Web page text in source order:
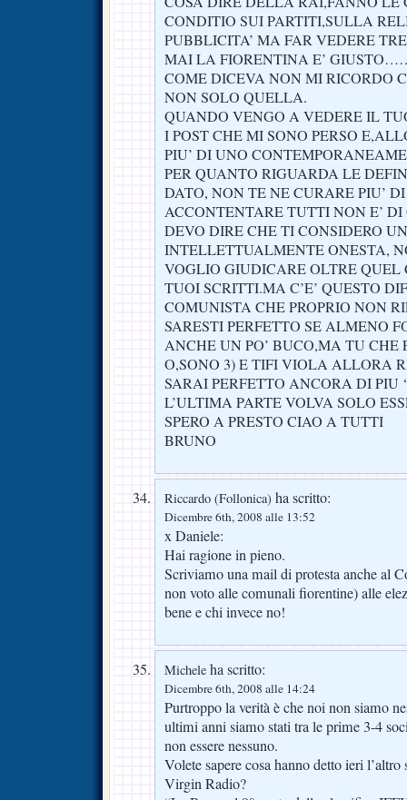
CONDITIO SUI PARTITI,SULLA
PUBBLICITA’ MA FAR VEDERE
MAI LA FIORENTINA E’
COME DICEVA NON MI RICORDO
NON SOLO QUELLA.
QUANDO VENGO A VEDERE IL
I POST CHE MI SONO PERSO
PIU’ DI UNO
PER QUANTO RIGUARDA LE
DATO, NON TE NE CURARE PIU’
ACCONTENTARE TUTTI NON E’
DEVO DIRE CHE TI CONSIDERO
INTELLETTUALMENTE ONESTA,
VOGLIO GIUDICARE OLTRE QUEL
TUOI SCRITTI.MA C’E’ QUESTO
COMUNISTA CHE PROPRIO NON
SARESTI PERFETTO SE ALMENO
ANCHE UN PO’ BUCO,MA TU
O,SONO 3) E TIFI VIOLA ALLORA
SARAI PERFETTO ANCORA DI PIU
L’ULTIMA PARTE VOLVA SOLO
SPERO A PRESTO CIAO A TUTTI
BRUNO
Riccardo (Follonica) ha scritto:
Dicembre 6th, 2008 alle 13:52
x Daniele:
Hai ragione in pieno.
Scriviamo una mail di protesta anche al
non voto alle comunali fiorentine) alle
bene e chi invece no!
Michele ha scritto:
Dicembre 6th, 2008 alle 14:24
Purtroppo la verità è che noi non siamo
ultimi anni siamo stati tra le prime 3-4
non essere nessuno.
Volete sapere cosa hanno detto ieri
Virgin Radio?